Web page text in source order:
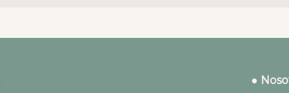
●